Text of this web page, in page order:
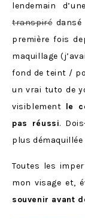
lendemain
transpirédansé
première fois
maquillage
fond de teint /
un vrai tuto de
visiblement le
pas réussi.
plus
Toutes les
mon visage et,
souvenir avant